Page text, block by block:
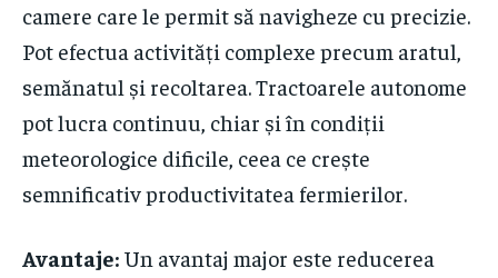
camere care le permit să navigheze cu precizie.
Pot efectua activități complexe precum aratul,
semănatul și recoltarea. Tractoarele autonome
pot lucra continuu, chiar și în condiții
meteorologice dificile, ceea ce crește
semnificativ productivitatea fermierilor.
Avantaje: Un avantaj major este reducerea